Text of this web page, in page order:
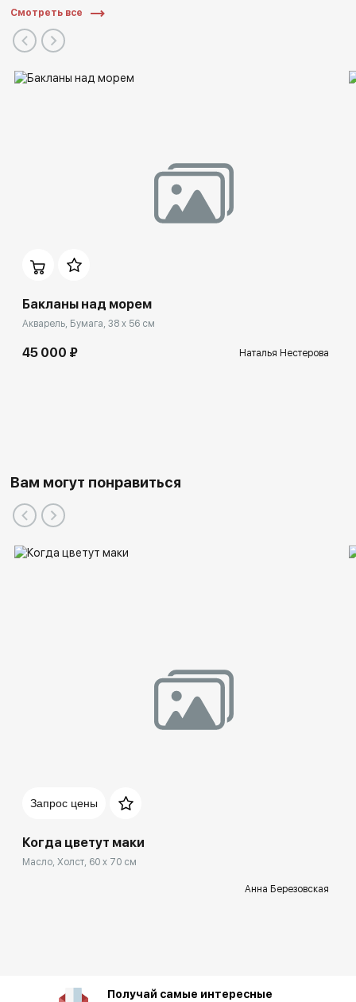
Смотреть все
Бакланы над морем
Акварель, Бумага, 38 x 56 см
45 000 ₽ Наталья Нестерова
Вам могут понравиться
Запрос цены
Когда цветут маки
Масло, Холст, 60 x 70 см
Анна Березовская
Получай самые интересные